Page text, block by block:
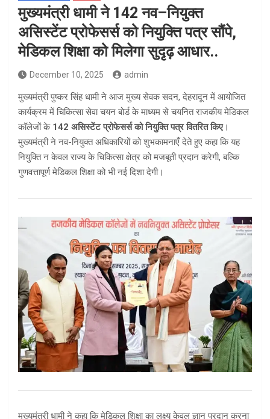
मुख्यमंत्री धामी ने 142 नव–नियुक्त
असिस्टेंट प्रोफेसर्स को नियुक्ति पत्र सौंपे,
मेडिकल शिक्षा को मिलेगा सुदृढ़ आधार..
December 10, 2025 admin
मुख्यमंत्री पुष्कर सिंह धामी ने आज मुख्य सेवक सदन, देहरादून में आयोजित
कार्यक्रम में चिकित्सा सेवा चयन बोर्ड के माध्यम से चयनित राजकीय मेडिकल
कॉलेजों के 142 असिस्टेंट प्रोफेसर्स को नियुक्ति पत्र वितरित किए।
मुख्यमंत्री ने नव-नियुक्त अधिकारियों को शुभकामनाएँ देते हुए कहा कि यह
नियुक्ति न केवल राज्य के चिकित्सा क्षेत्र को मजबूती प्रदान करेगी, बल्कि
गुणवत्तापूर्ण मेडिकल शिक्षा को भी नई दिशा देगी।
मुख्यमंत्री धामी ने कहा कि मेडिकल शिक्षा का लक्ष्य केवल ज्ञान प्रदान करना